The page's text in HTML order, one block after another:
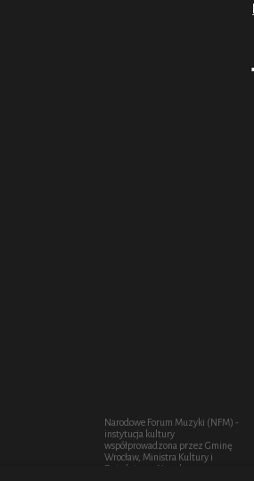
Narodowe Forum Muzyki (NFM) -
instytucja kultury
współprowadzona przez Gminę
Wrocław, Ministra Kultury i
Dziedzictwa Narodowego oraz